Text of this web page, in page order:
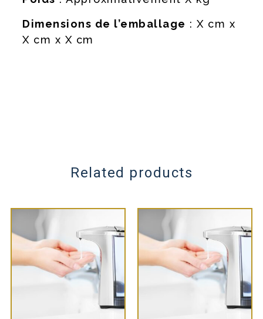
Dimensions de l’emballage : X cm x
X cm x X cm
Related products